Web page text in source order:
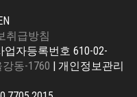
취급방침
자등록번호 610-02-
동-1760 | 개인정보관리